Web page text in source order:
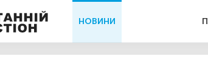
НОВИНИ